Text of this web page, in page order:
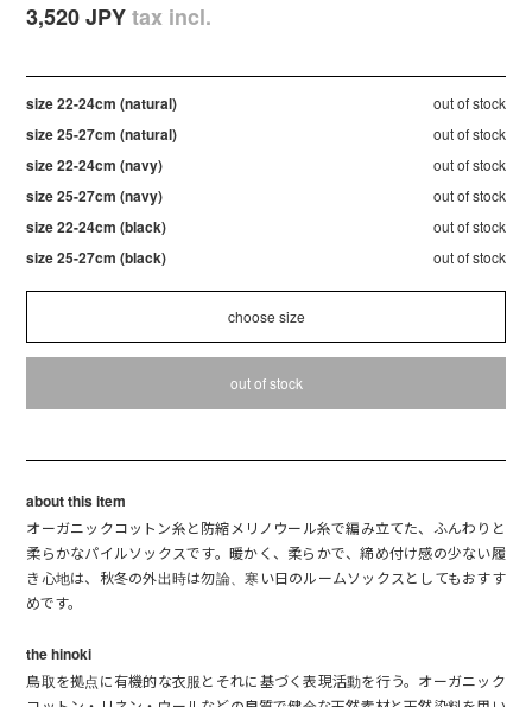
3,520 JPYtax incl.
size 22-24cm (natural) out of stock
size 25-27cm (natural) out of stock
size 22-24cm (navy) out of stock
size 25-27cm (navy) out of stock
size 22-24cm (black) out of stock
size 25-27cm (black) out of stock
out of stock
about this item
オーガニックコットン糸と防縮メリノウール糸で編み立てた、ふんわりと
柔らかなパイルソックスです。暖かく、柔らかで、締め付け感の少ない履
き心地は、秋冬の外出時は勿論、寒い日のルームソックスとしてもおすす
めです。
the hinoki
鳥取を拠点に有機的な衣服とそれに基づく表現活動を行う。オーガニック